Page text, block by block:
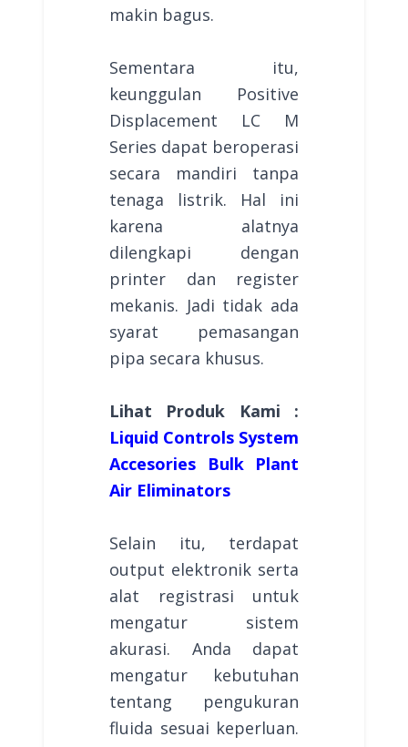
makin bagus.
Sementara itu,
keunggulan Positive
Displacement LC M
Series dapat beroperasi
secara mandiri tanpa
tenaga listrik. Hal ini
karena alatnya
dilengkapi dengan
printer dan register
mekanis. Jadi tidak ada
syarat pemasangan
pipa secara khusus.
Lihat Produk Kami :
Liquid Controls System
Accesories Bulk Plant
Air Eliminators
Selain itu, terdapat
output elektronik serta
alat registrasi untuk
mengatur sistem
akurasi. Anda dapat
mengatur kebutuhan
tentang pengukuran
fluida sesuai keperluan.